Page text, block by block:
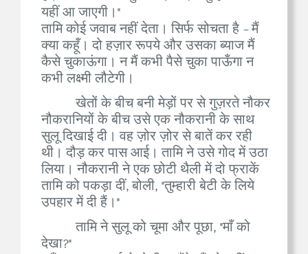
यहीं आ जाएगी।"
तामि कोई जवाब नहीं देता। सिर्फ सोचता है - मैं
क्या कहूँ। दो हज़ार रूपये और उसका ब्याज मैं
कैसे चुकाऊंगा। न मैं कभी पैसे चुका पाऊँगा न
कभी लक्ष्मी लौटेगी।
खेतों के बीच बनी मेड़ों पर से गुज़रते नौकर
नौकरानियों के बीच उसे एक नौकरानी के साथ
सुलू दिखाई दी। वह ज़ोर ज़ोर से बातें कर रही
थी। दौड़ कर पास आई। तामि ने उसे गोद में उठा
लिया। नौकरानी ने एक छोटी थैली में दो फ्राकें
तामि को पकड़ा दीं, बोली, "तुम्हारी बेटी के लिये
उपहार में दी हैं।"
तामि ने सुलू को चूमा और पूछा, "माँ को
देखा?"